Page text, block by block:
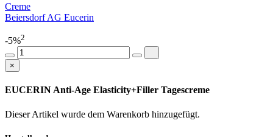
Creme
Beiersdorf AG Eucerin
-5%2
×
EUCERIN Anti-Age Elasticity+Filler Tagescreme
Dieser Artikel wurde dem Warenkorb hinzugefügt.